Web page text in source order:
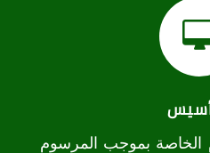
بموجب المرسوم